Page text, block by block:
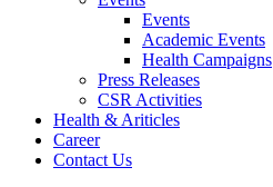
Events
Academic Events
Health Campaigns
Press Releases
CSR Activities
Health & Ariticles
Career
Contact Us